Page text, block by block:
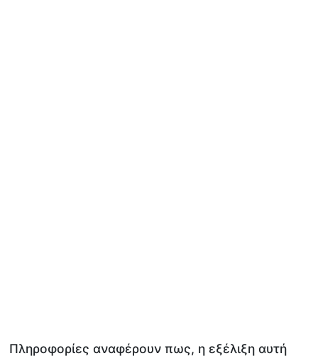
Πληροφορίες αναφέρουν πως, η εξέλιξη αυτή